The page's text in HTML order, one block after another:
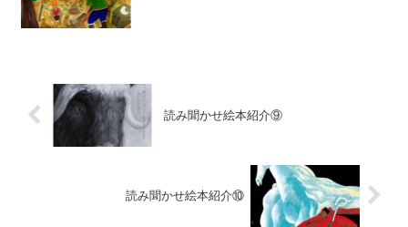
読み聞かせ絵本紹介⑨
読み聞かせ絵本紹介⑩